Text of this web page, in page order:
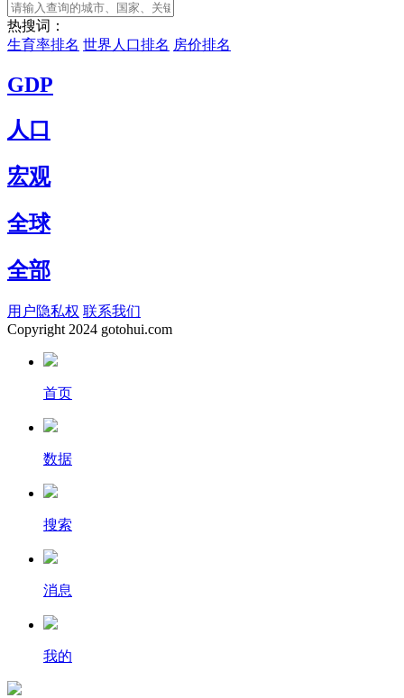
热搜词：
生育率排名 世界人口排名 房价排名
GDP
人口
宏观
全球
全部
用户隐私权 联系我们
Copyright 2024 gotohui.com
首页
数据
搜索
消息
我的